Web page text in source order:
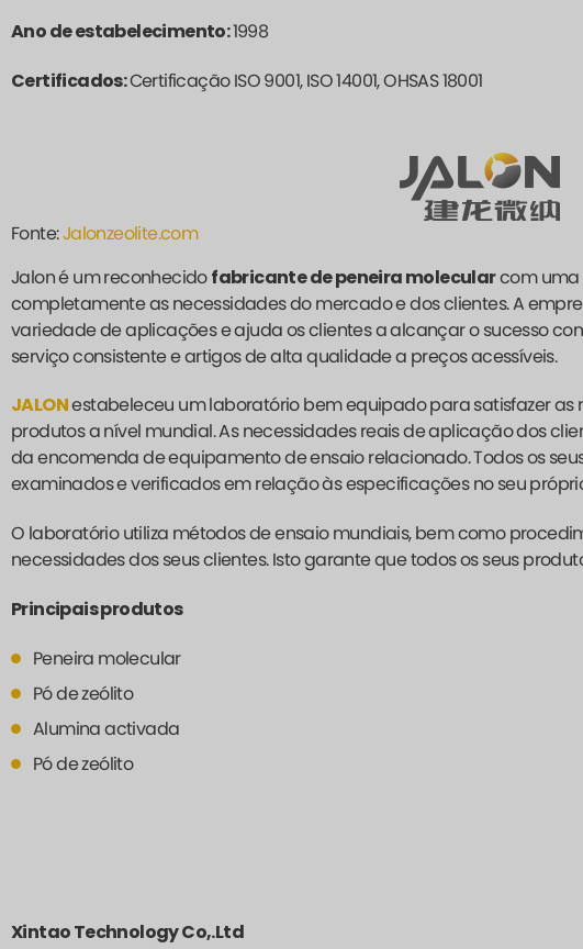
Ano de estabelecimento:1998
Certificados:Certificação ISO 9001, ISO 14001, OHSAS 18001
Fonte:Jalonzeolite.com
Jalon é um reconhecidofabricante de peneira molecularcom uma
completamente as necessidades do mercado e dos clientes. A
variedade de aplicações e ajuda os clientes a alcançar o sucesso
serviço consistente e artigos de alta qualidade a preços acessíveis.
JALONestabeleceu um laboratório bem equipado para satisfazer as
produtos a nível mundial. As necessidades reais de aplicação dos
da encomenda de equipamento de ensaio relacionado. Todos os
examinados e verificados em relação às especificações no seu
O laboratório utiliza métodos de ensaio mundiais, bem como
necessidades dos seus clientes. Isto garante que todos os seus
Principais produtos
Peneira molecular
Pó de zeólito
Alumina activada
Pó de zeólito
Xintao Technology Co,.Ltd